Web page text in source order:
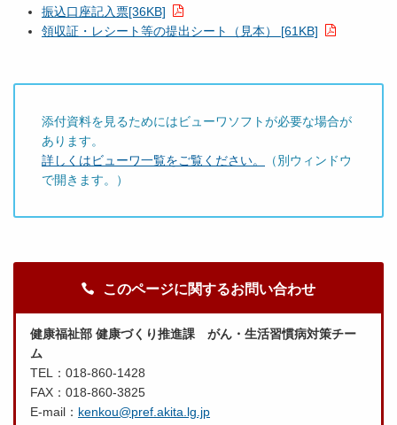
振込口座記入票[36KB]
領収証・レシート等の提出シート（見本） [61KB]
添付資料を見るためにはビューワソフトが必要な場合が
あります。
詳しくはビューワ一覧をご覧ください。
（別ウィンドウ
で開きます。）
このページに関するお問い合わせ
健康福祉部 健康づくり推進課 がん・生活習慣病対策チー
ム
TEL：018-860-1428
FAX：018-860-3825
E-mail： kenkou@pref.akita.lg.jp